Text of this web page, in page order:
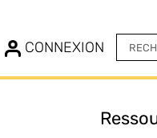
CONNEXION